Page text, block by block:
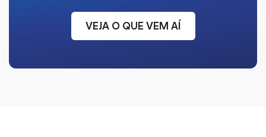
VEJA O QUE VEM AÍ